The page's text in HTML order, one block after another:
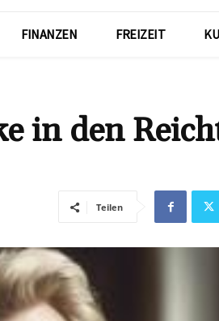
FINANZEN FREIZEIT
in den
Teilen